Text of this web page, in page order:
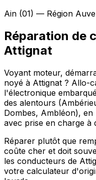
Ain (01) — Région
Réparation de
Attignat
Voyant moteur,
noyé à Attignat ? Allo-
l'électronique
des alentours
Dombes, Ambléon),
avec prise en charge à
Réparer plutôt que
coûte cher et doit
les conducteurs de
votre calculateur